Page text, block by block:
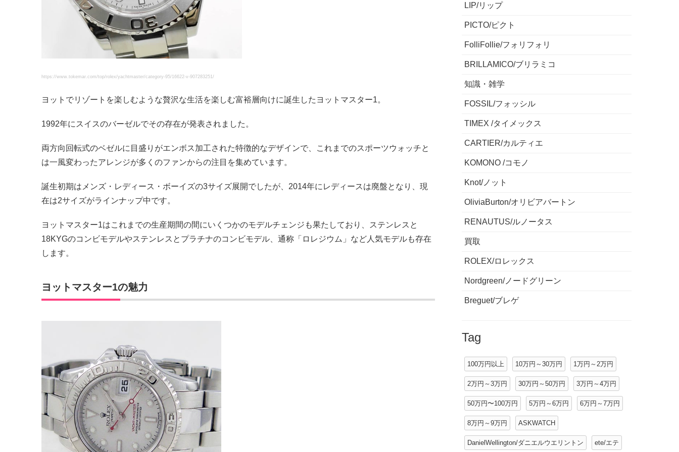
https://www.tokemar.com/top/rolex/yachtmaster/category-95/16622-v-907283251/
ヨットでリゾートを楽しむような贅沢な生活を楽しむ富裕層向けに誕生したヨットマスター1。
1992年にスイスのバーゼルでその存在が発表されました。
両方向回転式のベゼルに目盛りがエンボス加工された特徴的なデザインで、これまでのスポーツウォッチと
は一風変わったアレンジが多くのファンからの注目を集めています。
誕生初期はメンズ・レディース・ボーイズの3サイズ展開でしたが、2014年にレディースは廃盤となり、現
在は2サイズがラインナップ中です。
ヨットマスター1はこれまでの生産期間の間にいくつかのモデルチェンジも果たしており、ステンレスと
18KYGのコンビモデルやステンレスとプラチナのコンビモデル、通称「ロレジウム」など人気モデルも存在
します。
ヨットマスター1の魅力
LIP/リップ
PICTO/ピクト
FolliFollie/フォリフォリ
BRILLAMICO/ブリラミコ
知識・雑学
FOSSIL/フォッシル
TIMEX /タイメックス
CARTIER/カルティエ
KOMONO /コモノ
Knot/ノット
OliviaBurton/オリビアバートン
RENAUTUS/ルノータス
買取
ROLEX/ロレックス
Nordgreen/ノードグリーン
Breguet/ブレゲ
Tag
100万円以上 10万円～30万円 1万円～2万円
2万円～3万円 30万円～50万円 3万円～4万円
50万円〜100万円 5万円～6万円 6万円～7万円
8万円～9万円 ASKWATCH
DanielWellington/ダニエルウエリントン ete/エテ